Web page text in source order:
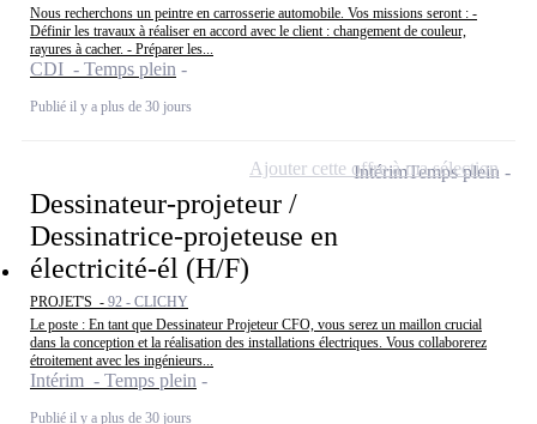
Nous recherchons un peintre en carrosserie automobile. Vos missions seront : -
Définir les travaux à réaliser en accord avec le client : changement de couleur,
rayures à cacher. - Préparer les...
CDI - Temps plein
Publié il y a plus de 30 jours
Dessinateur-projeteur /
Dessinatrice-projeteuse en
électricité-él (H/F)
PROJET'S - 92 - CLICHY
Le poste : En tant que Dessinateur Projeteur CFO, vous serez un maillon crucial
dans la conception et la réalisation des installations électriques. Vous collaborerez
étroitement avec les ingénieurs...
Intérim - Temps plein
Publié il y a plus de 30 jours
IntérimTemps plein
Ajouter cette offre à ma sélection